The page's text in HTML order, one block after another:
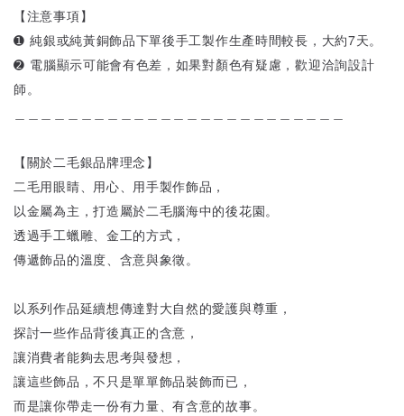
【注意事項】
➊ 純銀或純黃銅飾品下單後手工製作生產時間較長，大約7天。
➋ 電腦顯示可能會有色差，如果對顏色有疑慮，歡迎洽詢設計
師。
【關於二毛銀品牌理念】
二毛用眼睛、用心、用手製作飾品，
以金屬為主，打造屬於二毛腦海中的後花園。
透過手工蠟雕、金工的方式，
傳遞飾品的溫度、含意與象徵。
以系列作品延續想傳達對大自然的愛護與尊重，
探討一些作品背後真正的含意，
讓消費者能夠去思考與發想，
讓這些飾品，不只是單單飾品裝飾而已，
而是讓你帶走一份有力量、有含意的故事。